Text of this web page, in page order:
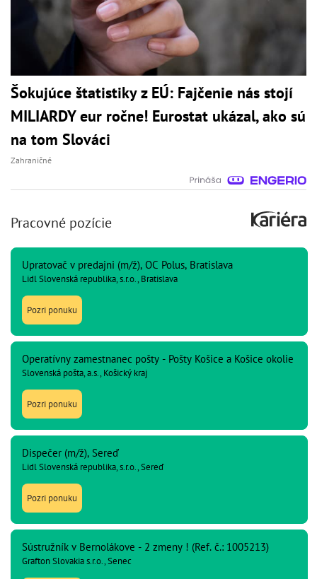
Šokujúce štatistiky z EÚ: Fajčenie nás stojí
MILIARDY eur ročne! Eurostat ukázal, ako sú
na tom Slováci
Zahraničné
Pracovné pozície
Upratovač v predajni (m/ž), OC Polus, Bratislava
Lidl Slovenská republika, s.r.o., Bratislava
Pozri ponuku
Operatívny zamestnanec pošty - Pošty Košice a Košice okolie
Slovenská pošta, a.s., Košický kraj
Pozri ponuku
Dispečer (m/ž), Sereď
Lidl Slovenská republika, s.r.o., Sereď
Pozri ponuku
Sústružník v Bernolákove - 2 zmeny ! (Ref. č.: 1005213)
Grafton Slovakia s.r.o., Senec